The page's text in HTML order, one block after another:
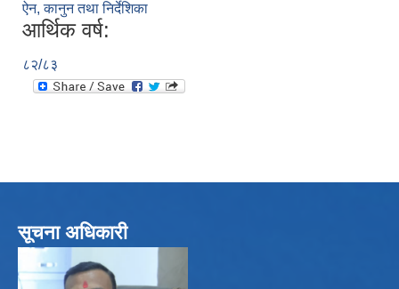
ऐन, कानुन तथा निर्देशिका
आर्थिक वर्ष:
८२/८३
सूचना अधिकारी